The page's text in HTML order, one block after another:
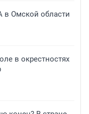
в Омской области
в окрестностях